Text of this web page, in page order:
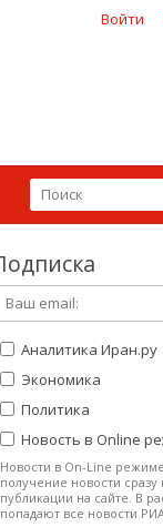
Войти
Аналитика Иран.ру
Экономика
Политика
Новость в Online
Новости в On-Line
получение новости сразу
публикации на сайте. В
попадают все новости